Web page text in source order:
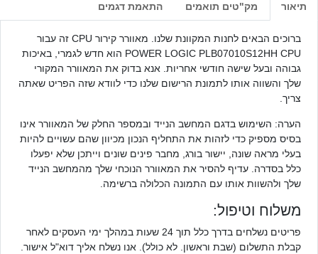
תיאור מק"טים תואמים התאמת דגמים
ברוכים הבאים לחנות המקוונת שלנו. מאוורר קירור CPU זה עבור
POWER LOGIC PLB07010S12HH CPU הוא חדש לגמרי, באיכות
גבוהה ובעל שישה חודשי אחריות. אנא בדוק את המאוורר המקורי
שלך והשווה אותו לתמונת הרישום שלנו כדי לוודא שזה הפריט שאתה
צריך.
הערה: השימוש בדגם המחשב הנייד ובמספר החלק של המאוורר אינו
בסיס מספיק כדי לזהות את התחליף הנכון מכיוון שהם עשויים להיות
בעלי מראה שונה, יישור בורג, מחבר פינים שונים וייתכן שלא יפעלו
כלל בסדרה. עדיף להסיר את המאוורר הנוכחי שלך מהמחשב הנייד
שלך ולהשוות אותו עם התמונה הכלולה ברשימה.
משלוח וטיפול:
פריטים נשלחים בדרך כלל תוך 24 שעות במהלך ימי העסקים לאחר
קבלת התשלום (שבת וראשון. לא כולל). אנו נשלח אליך דוא"ל אישור.